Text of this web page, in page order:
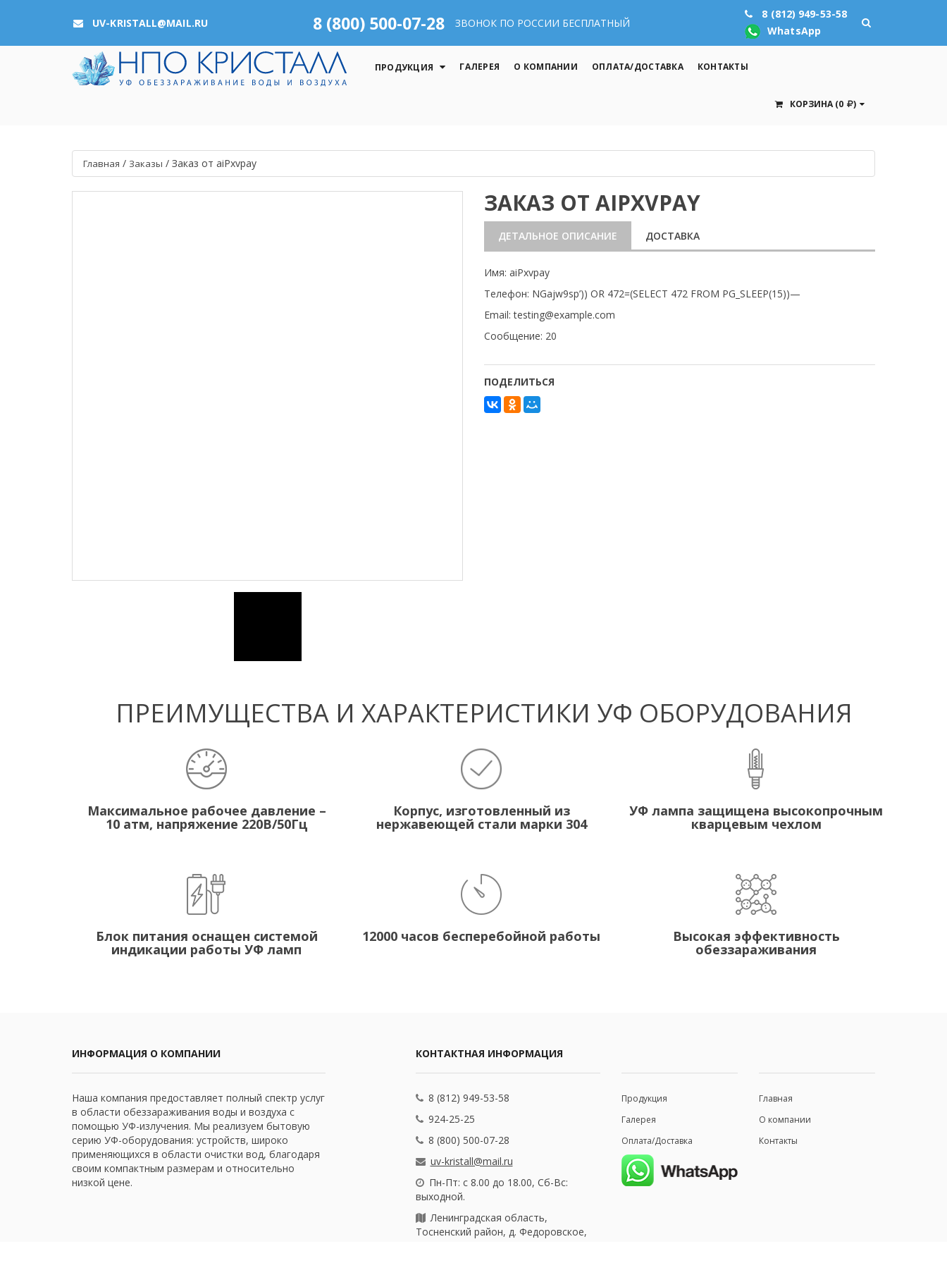
UV-KRISTALL@MAIL.RU 8 (800) 500-07-28 ЗВОНОК ПО РОССИИ БЕСПЛАТНЫЙ
8 (812) 949-53-58
WhatsApp
ПРОДУКЦИЯ ГАЛЕРЕЯ О КОМПАНИИ ОПЛАТА/ДОСТАВКА КОНТАКТЫ
КОРЗИНА (0 )
Главная / Заказы / Заказ от aiPxvpay
ЗАКАЗ ОТ AIPXVPAY
ДЕТАЛЬНОЕ ОПИСАНИЕ ДОСТАВКА
Имя: aiPxvpay
Телефон: NGajw9sp’)) OR 472=(SELECT 472 FROM PG_SLEEP(15))—
Email: testing@example.com
Сообщение: 20
ПОДЕЛИТЬСЯ
ПРЕИМУЩЕСТВА И ХАРАКТЕРИСТИКИ УФ ОБОРУДОВАНИЯ
Максимальное рабочее давление –
10 атм, напряжение 220В/50Гц
Корпус, изготовленный из
нержавеющей стали марки 304
УФ лампа защищена высокопрочным
кварцевым чехлом
Блок питания оснащен системой
индикации работы УФ ламп
12000 часов бесперебойной работы Высокая эффективность
обеззараживания
ИНФОРМАЦИЯ О КОМПАНИИ
Наша компания предоставляет полный спектр услуг
в области обеззараживания воды и воздуха с
помощью УФ-излучения. Мы реализуем бытовую
серию УФ-оборудования: устройств, широко
применяющихся в области очистки вод, благодаря
своим компактным размерам и относительно
низкой цене.
КОНТАКТНАЯ ИНФОРМАЦИЯ
8 (812) 949-53-58
924-25-25
8 (800) 500-07-28
uv-kristall@mail.ru
Пн-Пт: с 8.00 до 18.00, Сб-Вс:
выходной.
Ленинградская область,
Тосненский район, д. Федоровское,
Продукция
Галерея
Оплата/Доставка
Главная
О компании
Контакты